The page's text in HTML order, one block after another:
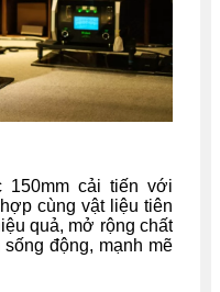
cải tiến với
cùng vật liệu tiên
quả, mở rộng chất
động, mạnh mẽ